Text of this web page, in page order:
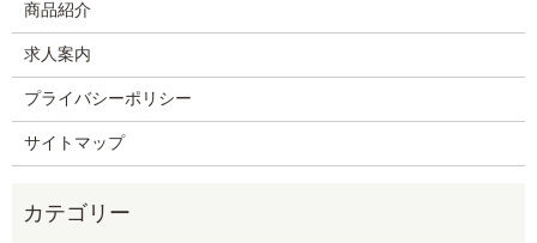
商品紹介
求人案内
プライバシーポリシー
サイトマップ